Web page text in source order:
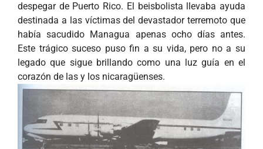
despegar de Puerto Rico. El beisbolista llevaba ayuda
destinada a las víctimas del devastador terremoto que
había sacudido Managua apenas ocho días antes.
Este trágico suceso puso fin a su vida, pero no a su
legado que sigue brillando como una luz guía en el
corazón de las y los nicaragüenses.